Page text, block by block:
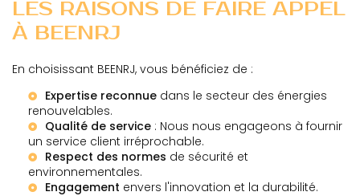
LES RAISONS DE FAIRE APPEL
À BEENRJ
En choisissant BEENRJ, vous bénéficiez de :
Expertise reconnue dans le secteur des énergies
renouvelables.
Qualité de service : Nous nous engageons à fournir
un service client irréprochable.
Respect des normes de sécurité et
environnementales.
Engagement envers l'innovation et la durabilité.